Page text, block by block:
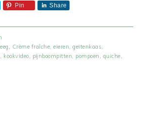
Pin Share
, Crème fraîche,eieren,geitenkaas,
, kookvideo, pijnboompitten, pompoen , quiche,